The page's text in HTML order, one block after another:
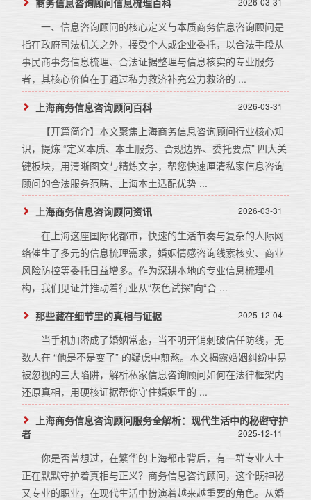
商务信息咨询顾问信息梳理百科
一、信息咨询顾问的核心定义与本质商务信息咨询顾问是
指在政府司法机关之外，接受个人或企业委托，以合法手段从
事民商事务信息梳理、合法证据整理与信息核实的专业服务
者，其核心价值在于通过私力救济补充公力救济的 ...
上海商务信息咨询顾问百科 2026-03-31
【开篇简介】本文聚焦上海商务信息咨询顾问行业核心知
识，提炼 “定义本质、本土服务、合规边界、委托要点” 四大关
键板块，用清晰图文与精炼文字，帮您快速厘清私家信息咨询
顾问的合法服务范畴、上海本土适配优势 ...
上海商务信息咨询顾问资讯 2026-03-31
在上海这座国际化都市，快速的生活节奏与复杂的人际网
络催生了多元的信息梳理需求，婚姻情感咨询线索核实、商业
风险防控等委托日益增多。作为深耕本地的专业信息梳理机
构，我们见证并推动着行业从“灰色试探”向“合 ...
那些藏在细节里的真相与证据 2025-12-04
当手机加密成了婚姻常态，当不明开销刺破信任防线，无
数人在 “他是不是变了” 的疑虑中煎熬。本文揭露婚姻纠纷中易
被忽视的三大陷阱，解析私家信息咨询顾问如何在法律框架内
还原真相，用硬核证据帮你守住婚姻里的 ...
上海商务信息咨询顾问服务全解析：现代生活中的秘密守护
者
2025-12-11
你是否曾想过，在繁华的上海都市背后，有一群专业人士
正在默默守护着真相与正义？商务信息咨询顾问，这个既神秘
又专业的职业，在现代生活中扮演着越来越重要的角色。从婚